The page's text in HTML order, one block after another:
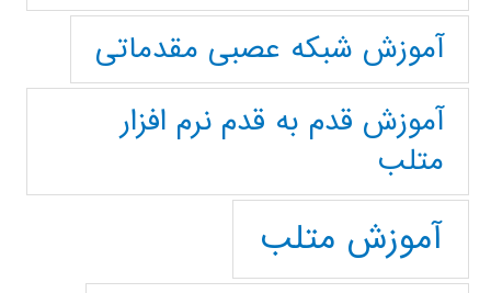
آموزش شبکه عصبی مقدماتی
آموزش قدم به قدم نرم افزار
متلب
آموزش متلب